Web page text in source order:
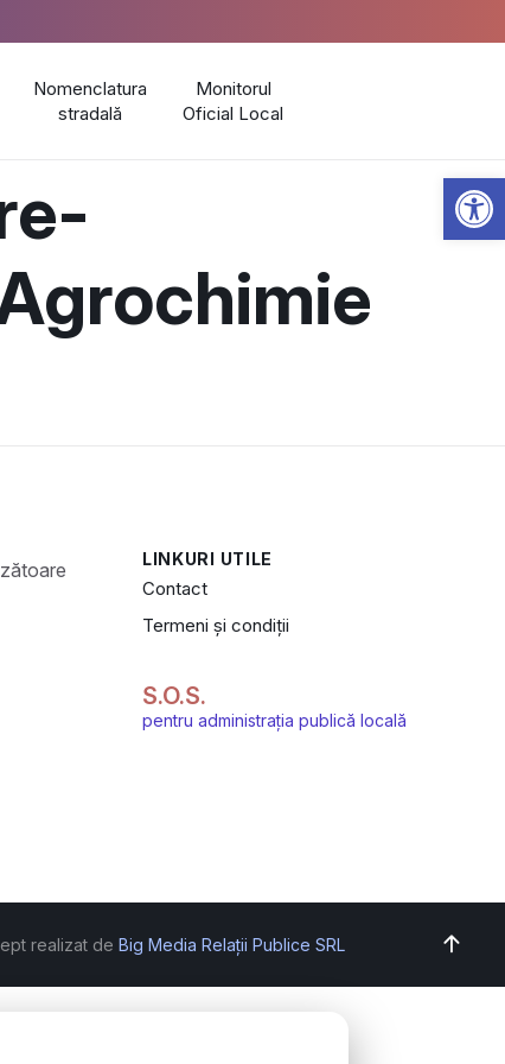
Nomenclatura
stradală
Monitorul
Oficial Local
LINKURI UTILE
Contact
Termeni și condiții
S.O.S.
pentru administrația publică locală
realizat de Big Media Relații Publice SRL